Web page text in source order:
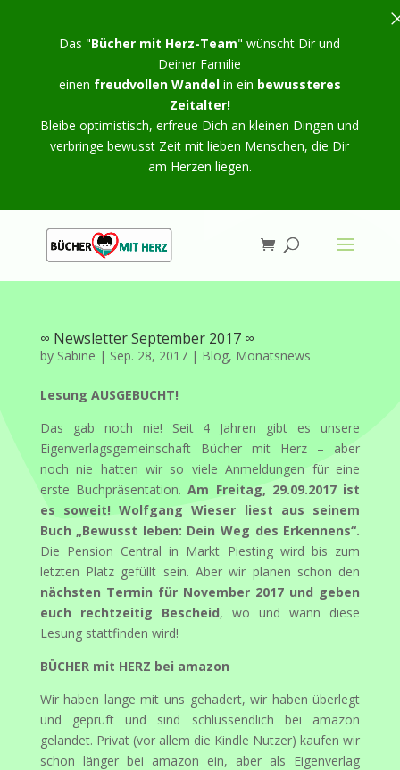
∞ Newsletter September 2017 ∞
by Sabine | Sep. 28, 2017| Blog, Monatsnews
Lesung AUSGEBUCHT!
Das gab noch nie! Seit 4 Jahren gibt es unsere
Eigenverlagsgemeinschaft Bücher mit Herz – aber
noch nie hatten wir so viele Anmeldungen für eine
erste Buchpräsentation.Am Freitag, 29.09.2017 ist
es soweit! Wolfgang Wieser liest aus seinem
Buch „Bewusst leben: Dein Weg des Erkennens“.
Die Pension Central in Markt Piesting wird bis zum
letzten Platz gefüllt sein. Aber wir planen schon den
nächsten Termin für November 2017 und geben
euch rechtzeitig Bescheid, wo und wann diese
Lesung stattfinden wird!
BÜCHER mit HERZ bei amazon
Wir haben lange mit uns gehadert, wir haben überlegt
und geprüft und sind schlussendlich bei amazon
gelandet. Privat (vor allem die Kindle Nutzer) kaufen wir
schon länger bei amazon ein, aber als Eigenverlag
Das "Bücher mit Herz-Team" wünscht Dir und
Deiner Familie
einen freudvollen Wandelin ein bewussteres
Zeitalter!
Bleibe optimistisch, erfreue Dich an kleinen Dingen und
verbringe bewusst Zeit mit lieben Menschen, die Dir
am Herzen liegen.